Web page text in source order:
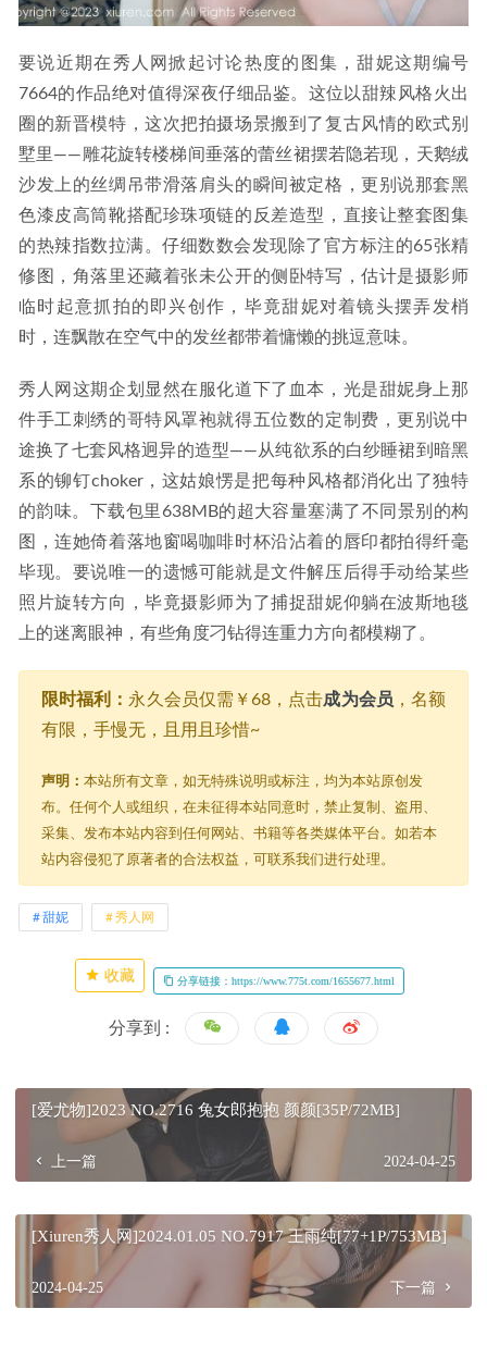
要说近期在秀人网掀起讨论热度的图集，甜妮这期编号
7664的作品绝对值得深夜仔细品鉴。这位以甜辣风格火出
圈的新晋模特，这次把拍摄场景搬到了复古风情的欧式别
墅里——雕花旋转楼梯间垂落的蕾丝裙摆若隐若现，天鹅绒
沙发上的丝绸吊带滑落肩头的瞬间被定格，更别说那套黑
色漆皮高筒靴搭配珍珠项链的反差造型，直接让整套图集
的热辣指数拉满。仔细数数会发现除了官方标注的65张精
修图，角落里还藏着张未公开的侧卧特写，估计是摄影师
临时起意抓拍的即兴创作，毕竟甜妮对着镜头摆弄发梢
时，连飘散在空气中的发丝都带着慵懒的挑逗意味。
秀人网这期企划显然在服化道下了血本，光是甜妮身上那
件手工刺绣的哥特风罩袍就得五位数的定制费，更别说中
途换了七套风格迥异的造型——从纯欲系的白纱睡裙到暗黑
系的铆钉choker，这姑娘愣是把每种风格都消化出了独特
的韵味。下载包里638MB的超大容量塞满了不同景别的构
图，连她倚着落地窗喝咖啡时杯沿沾着的唇印都拍得纤毫
毕现。要说唯一的遗憾可能就是文件解压后得手动给某些
照片旋转方向，毕竟摄影师为了捕捉甜妮仰躺在波斯地毯
上的迷离眼神，有些角度刁钻得连重力方向都模糊了。
限时福利： 永久会员仅需￥68，点击成为会员 ，名额
有限，手慢无，且用且珍惜~
声明： 本站所有文章，如无特殊说明或标注，均为本站原创发
布。任何个人或组织，在未征得本站同意时，禁止复制、盗用、
采集、发布本站内容到任何网站、书籍等各类媒体平台。如若本
站内容侵犯了原著者的合法权益，可联系我们进行处理。
甜妮 秀人网
收藏 分享链接：https://www.775t.com/1655677.html
分享到 :
[爱尤物]2023 NO.2716 兔女郎抱抱 颜颜[35P/72MB]
上一篇 2024-04-25
[Xiuren秀人网]2024.01.05 NO.7917 王雨纯[77+1P/753MB]
2024-04-25 下一篇